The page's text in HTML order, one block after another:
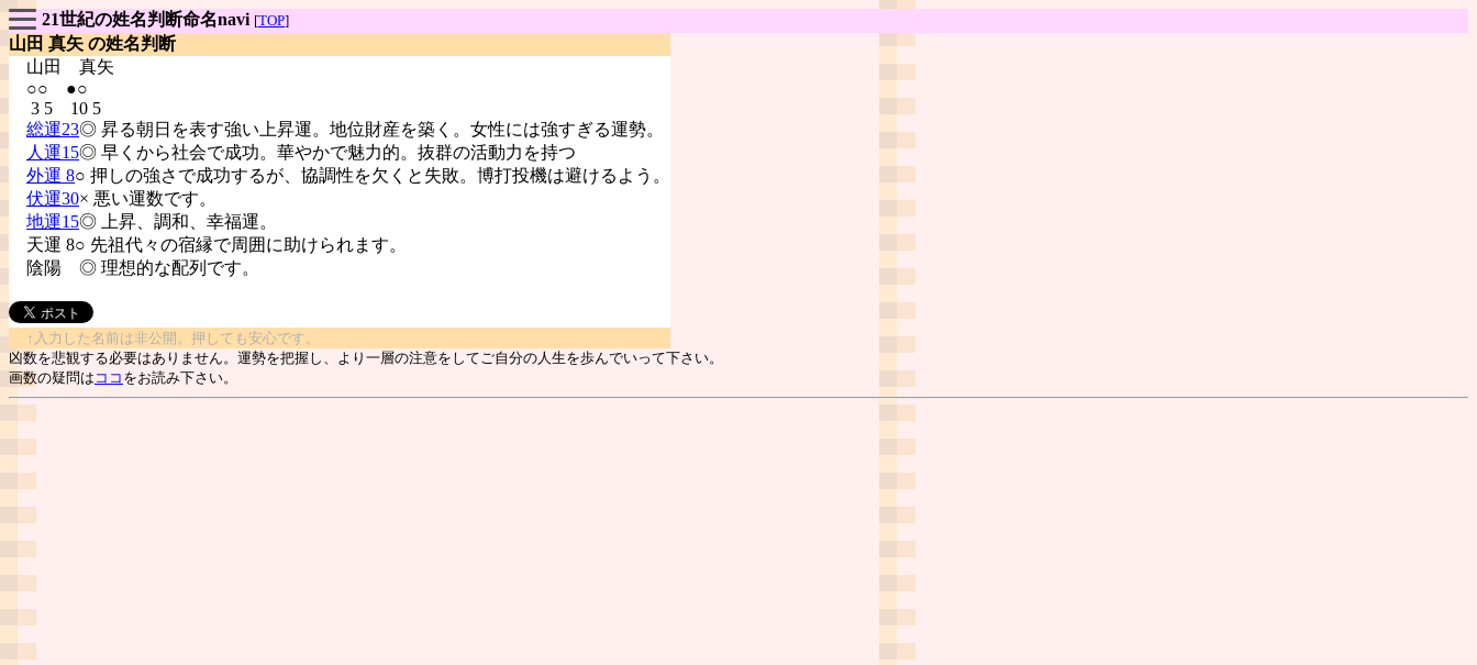
21世紀の姓名判断命名navi [TOP]
山田 真矢 の姓名判断
山田 真矢
○○ ●○
3 5 10 5
総運23◎ 昇る朝日を表す強い上昇運。地位財産を築く。女性には強すぎる運勢。
人運15◎ 早くから社会で成功。華やかで魅力的。抜群の活動力を持つ
外運 8○ 押しの強さで成功するが、協調性を欠くと失敗。博打投機は避けるよう。
伏運30× 悪い運数です。
地運15◎ 上昇、調和、幸福運。
天運 8○ 先祖代々の宿縁で周囲に助けられます。
陰陽 ◎ 理想的な配列です。
↑入力した名前は非公開。押しても安心です。
凶数を悲観する必要はありません。運勢を把握し、より一層の注意をしてご自分の人生を歩んでいって下さい。
画数の疑問は ココ をお読み下さい。